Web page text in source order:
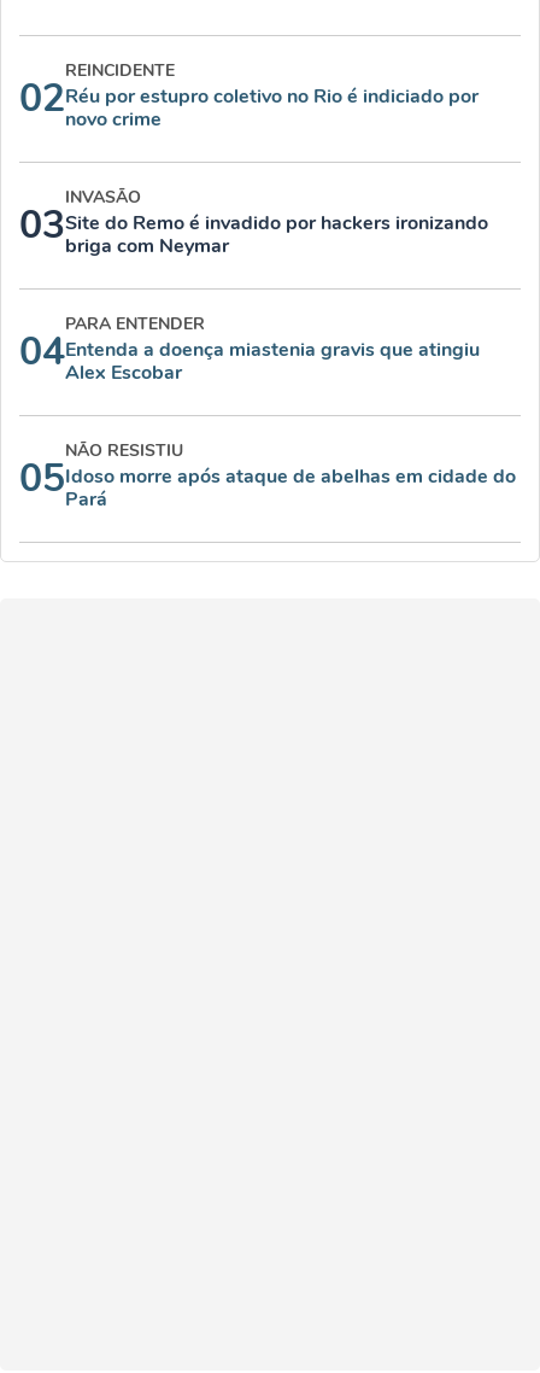
02
REINCIDENTE
Réu por estupro coletivo no Rio é indiciado por
novo crime
03
INVASÃO
Site do Remo é invadido por hackers ironizando
briga com Neymar
04
PARA ENTENDER
Entenda a doença miastenia gravis que atingiu
Alex Escobar
05
NÃO RESISTIU
Idoso morre após ataque de abelhas em cidade do
Pará